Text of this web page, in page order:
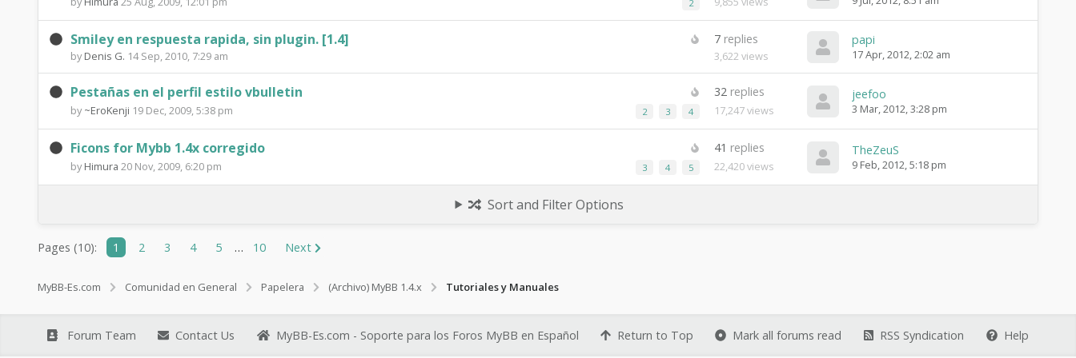
e
n
t
a
s
h
e
d
s
t
b
y
g
2
t
p
o
t
b
y
Smiley en respuesta rapida, sin plugin. [1.4]
byDenis G. 14 Sep, 2010, 7:29 am
7 replies
3,622 views
L
a
t
p
o
t
b
y
papi
17 Apr, 2012, 2:02 am
Pestañas en el perfil estilo vbulletin
by~EroKenji 19 Dec, 2009, 5:38 pm
g
2 3 4
32 replies
17,247views
L
a
t
p
o
s
t
jeefoo
3 Mar, 2012, 3:28 pm
Ficons for Mybb 1.4x corregido
byHimura 20 Nov, 2009, 6:20 pm 3 4 5
41 replies
22,420views
L
a
t
s
TheZeuS
9 Feb, 2012, 5:18 pm
Sort and Filter Options
Pages (10): 1 2 3 4 5 … 10 Next
MyBB-Es.com Comunidad en General Papelera (Archivo) MyBB 1.4.x Tutoriales y Manuales
Forum Team Contact Us MyBB-Es.com - Soporte para los Foros MyBB en Español Return to Top Mark all forums read RSS Syndication Help